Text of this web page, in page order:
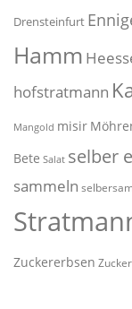
Drensteinfurt
Hamm
hofstratmann
Mangold misir
Bete Salat selber
sammeln
Zuckererbsen